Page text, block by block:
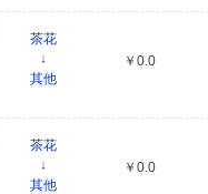
茶花
↓
其他
￥0.0
茶花
↓
其他
￥0.0